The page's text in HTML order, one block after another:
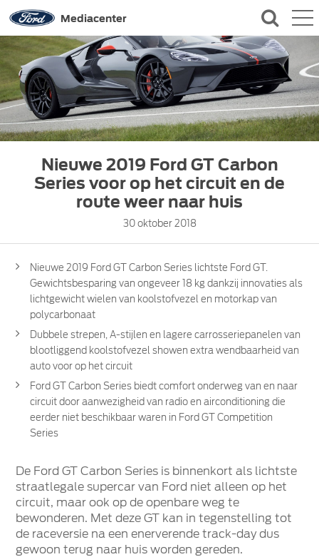
Mediacenter
CONTACT
Nieuwe 2019 Ford GT Carbon
Series voor op het circuit en de
route weer naar huis
30 oktober 2018
Nieuwe 2019 Ford GT Carbon Series lichtste Ford GT.
Gewichtsbesparing van ongeveer 18 kg dankzij innovaties als
lichtgewicht wielen van koolstofvezel en motorkap van
polycarbonaat
Dubbele strepen, A-stijlen en lagere carrosseriepanelen van
blootliggend koolstofvezel showen extra wendbaarheid van
auto voor op het circuit
Ford GT Carbon Series biedt comfort onderweg van en naar
circuit door aanwezigheid van radio en airconditioning die
eerder niet beschikbaar waren in Ford GT Competition
Series
De Ford GT Carbon Series is binnenkort als lichtste
straatlegale supercar van Ford niet alleen op het
circuit, maar ook op de openbare weg te
bewonderen. Met deze GT kan in tegenstelling tot
de raceversie na een enerverende track-day dus
gewoon terug naar huis worden gereden.